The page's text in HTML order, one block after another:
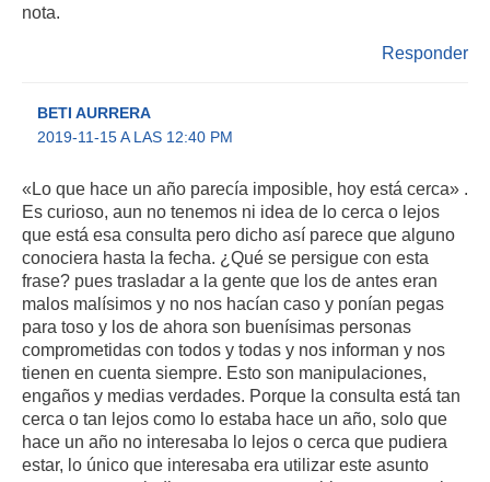
nota.
Responder
BETI AURRERA
2019-11-15 A LAS 12:40 PM
«Lo que hace un año parecía imposible, hoy está cerca» .
Es curioso, aun no tenemos ni idea de lo cerca o lejos
que está esa consulta pero dicho así parece que alguno
conociera hasta la fecha. ¿Qué se persigue con esta
frase? pues trasladar a la gente que los de antes eran
malos malísimos y no nos hacían caso y ponían pegas
para toso y los de ahora son buenísimas personas
comprometidas con todos y todas y nos informan y nos
tienen en cuenta siempre. Esto son manipulaciones,
engaños y medias verdades. Porque la consulta está tan
cerca o tan lejos como lo estaba hace un año, solo que
hace un año no interesaba lo lejos o cerca que pudiera
estar, lo único que interesaba era utilizar este asunto